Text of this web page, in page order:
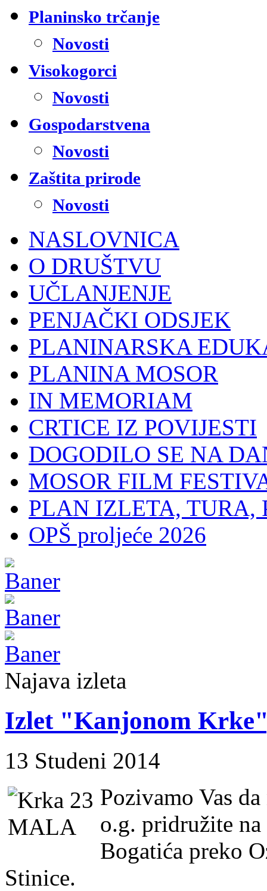
Planinsko trčanje
Novosti
Visokogorci
Novosti
Gospodarstvena
Novosti
Zaštita prirode
Novosti
NASLOVNICA
O DRUŠTVU
UČLANJENJE
PENJAČKI ODSJEK
PLANINARSKA
PLANINA MOSOR
IN MEMORIAM
CRTICE IZ POVIJESTI
DOGODILO SE NA
MOSOR FILM
PLAN IZLETA, TURA,
OPŠ proljeće 2026
Najava izleta
Izlet "Kanjonom
13 Studeni 2014
Pozivamo Vas
o.g. pridružite
Bogatića preko
Stinice.